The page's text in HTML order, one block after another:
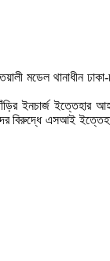
মডেল থানাধীন
ইনচার্জ
বিরুদ্ধে এসআই